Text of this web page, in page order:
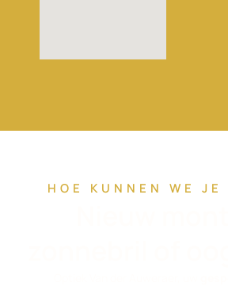
HOE KUNNEN WE JE